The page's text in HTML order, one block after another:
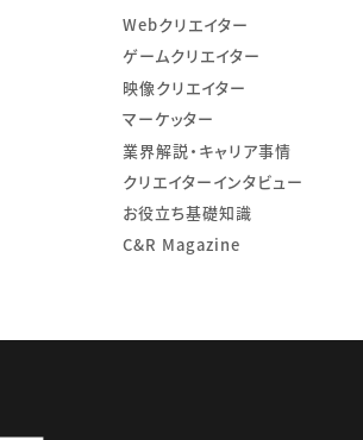
Webクリエイター
ゲームクリエイター
映像クリエイター
マーケッター
業界解説・キャリア事情
クリエイターインタビュー
お役立ち基礎知識
C&R Magazine